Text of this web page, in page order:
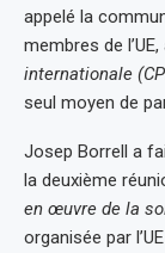
appelé la
membres de
internationale
seul moyen de
Josep Borrell a
la deuxième
en œuvre de la
organisée par